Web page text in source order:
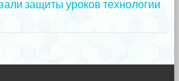
защиты уроков технологии